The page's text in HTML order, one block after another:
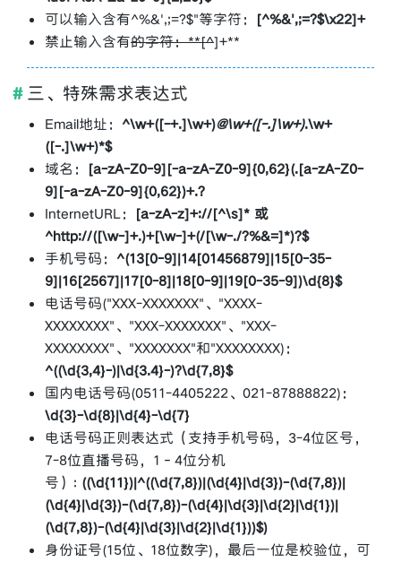
可以输入含有^%&',;=?$"等字符： [^%&',;=?$\x22]+
禁止输入含有的字符：**[^]+**
三、特殊需求表达式
Email地址： ^\w+([-+.]\w+)@\w+([-.]\w+).\w+
([-.]\w+)*$
域名： [a-zA-Z0-9][-a-zA-Z0-9]{0,62}(.[a-zA-Z0-
9][-a-zA-Z0-9]{0,62})+.?
InternetURL： [a-zA-z]+://[^\s]* 或
^http://([\w-]+.)+[\w-]+(/[\w-./?%&=]*)?$
手机号码： ^(13[0-9]|14[01456879]|15[0-35-
9]|16[2567]|17[0-8]|18[0-9]|19[0-35-9])\d{8}$
电话号码("XXX-XXXXXXX"、"XXXX-
XXXXXXXX"、"XXX-XXXXXXX"、"XXX-
XXXXXXXX"、"XXXXXXX"和"XXXXXXXX)：
^((\d{3,4}-)|\d{3.4}-)?\d{7,8}$
国内电话号码(0511-4405222、021-87888822)：
\d{3}-\d{8}|\d{4}-\d{7}
电话号码正则表达式（支持手机号码，3-4位区号，
7-8位直播号码，1－4位分机
号）: ((\d{11})|^((\d{7,8})|(\d{4}|\d{3})-(\d{7,8})|
(\d{4}|\d{3})-(\d{7,8})-(\d{4}|\d{3}|\d{2}|\d{1})|
(\d{7,8})-(\d{4}|\d{3}|\d{2}|\d{1}))$)
身份证号(15位、18位数字)，最后一位是校验位，可